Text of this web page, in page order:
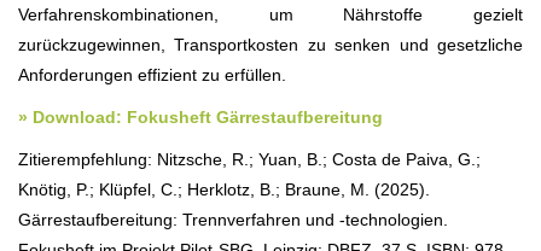
Verfahrenskombinationen, um Nährstoffe gezielt
zurückzugewinnen, Transportkosten zu senken und gesetzliche
Anforderungen effizient zu erfüllen.
» Download: Fokusheft Gärrestaufbereitung
Zitierempfehlung: Nitzsche, R.; Yuan, B.; Costa de Paiva, G.;
Knötig, P.; Klüpfel, C.; Herklotz, B.; Braune, M. (2025).
Gärrestaufbereitung: Trennverfahren und -technologien.